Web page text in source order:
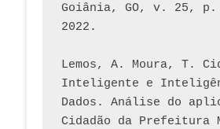
Goiânia, GO, v. 25, p.
2022.
Lemos, A. Moura, T.
Inteligente e
Dados. Análise do
Cidadão da Prefeitura